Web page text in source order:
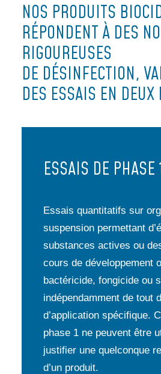
NOS PRODUITS
RÉPONDENT À DES
RIGOUREUSES
DE DÉSINFECTION,
DES ESSAIS EN
ESSAIS DE PHASE
Essais quantitatifs sur
suspension permettant
substances actives ou
cours de développement
bactéricide, fongicide ou
indépendamment de tout
d’application spécifique.
phase 1 ne peuvent être
justifier une quelconque
d’un produit.